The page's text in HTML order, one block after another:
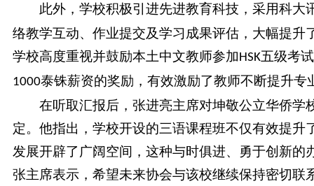
此外，学校积极引进先进教育科技，采用科大
络教学互动、作业提交及学习成果评估，大幅提升
学校高度重视并鼓励本土中文教师参加 HSK五级考
1000泰铢薪资的奖励，有效激励了教师不断提升专
在听取汇报后，张进亮主席对坤敬公立华侨学
定。他指出，学校开设的三语课程班不仅有效提升
发展开辟了广阔空间，这种与时俱进、勇于创新的
张主席表示，希望未来协会与该校继续保持密切联